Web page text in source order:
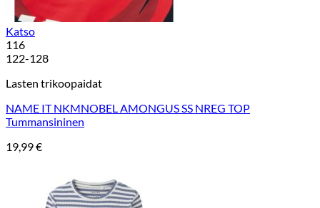
Katso
116
122-128
Lasten trikoopaidat
NAME IT NKMNOBEL AMONGUS SS NREG TOP
Tummansininen
19,99€